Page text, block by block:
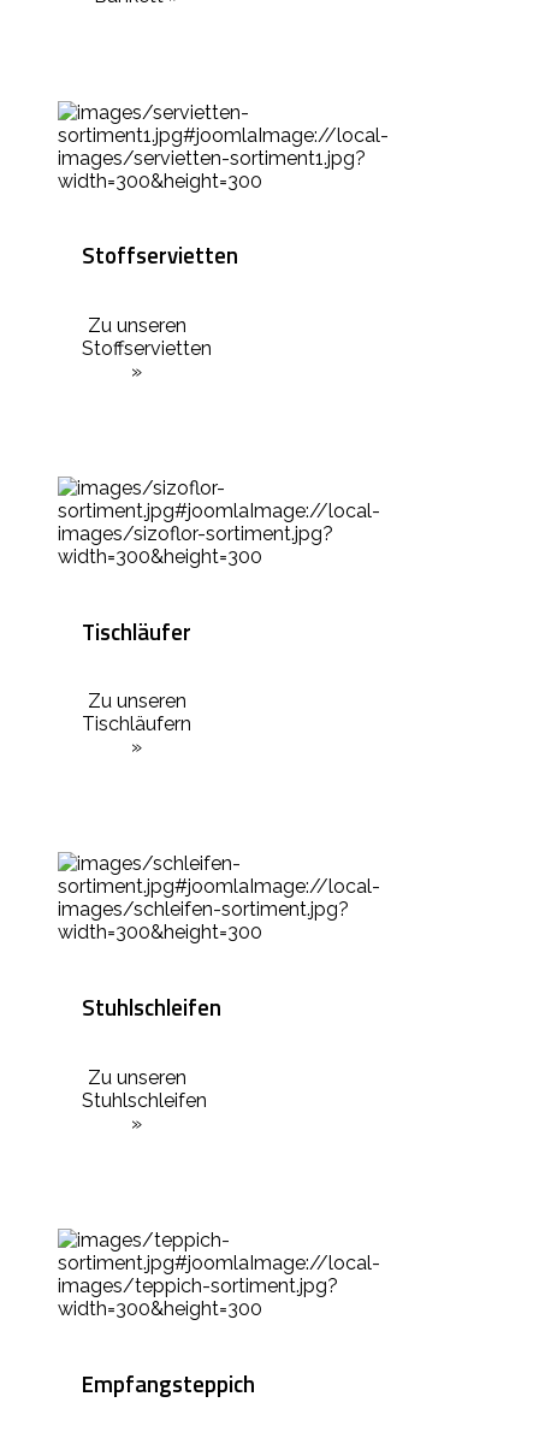
Stoffservietten
Zu unseren
Stoffservietten
»
Tischläufer
Zu unseren
Tischläufern
»
Stuhlschleifen
Zu unseren
Stuhlschleifen
»
Empfangsteppich